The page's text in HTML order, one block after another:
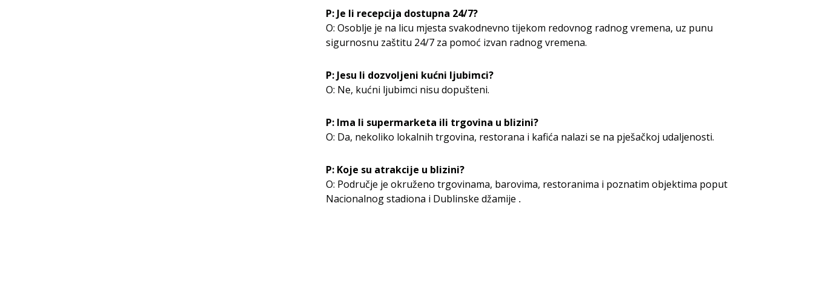
P: Je li recepcija dostupna 24/7?
O: Osoblje je na licu mjesta svakodnevno tijekom redovnog radnog vremena, uz punu
sigurnosnu zaštitu 24/7 za pomoć izvan radnog vremena.
P: Jesu li dozvoljeni kućni ljubimci?
O: Ne, kućni ljubimci nisu dopušteni.
P: Ima li supermarketa ili trgovina u blizini?
O: Da, nekoliko lokalnih trgovina, restorana i kafića nalazi se na pješačkoj udaljenosti.
P: Koje su atrakcije u blizini?
O: Područje je okruženo trgovinama, barovima, restoranima i poznatim objektima poput
Nacionalnog stadiona i Dublinske džamije .